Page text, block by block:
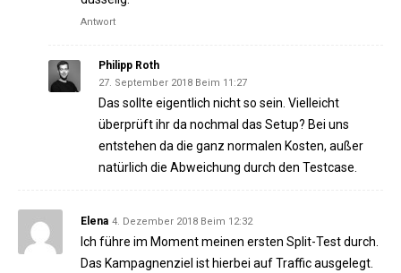
Antwort
Philipp Roth
27. September 2018 Beim 11:27
Das sollte eigentlich nicht so sein. Vielleicht
überprüft ihr da nochmal das Setup? Bei uns
entstehen da die ganz normalen Kosten, außer
natürlich die Abweichung durch den Testcase.
Elena 4. Dezember 2018 Beim 12:32
Ich führe im Moment meinen ersten Split-Test durch.
Das Kampagnenziel ist hierbei auf Traffic ausgelegt.